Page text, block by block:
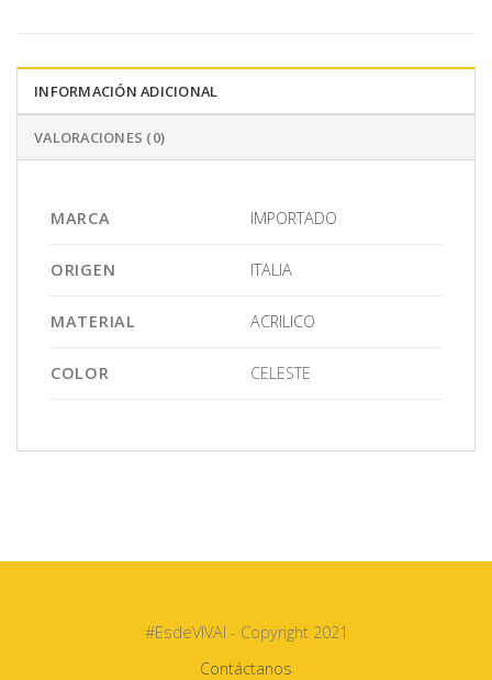
INFORMACIÓN ADICIONAL
VALORACIONES (0)
MARCA IMPORTADO
ORIGEN ITALIA
MATERIAL ACRILICO
COLOR CELESTE
#EsdeVIVAI - Copyright 2021
Contáctanos